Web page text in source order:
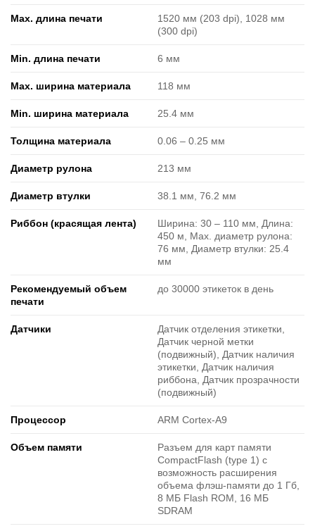
Max. длина печати
1520 мм (203 dpi), 1028 мм
(300 dpi)
Min. длина печати 6 мм
Max. ширина материала 118 мм
Min. ширина материала 25.4 мм
Толщина материала 0.06 ‒ 0.25 мм
Диаметр рулона 213 мм
Диаметр втулки 38.1 мм, 76.2 мм
Риббон (красящая лента)
Ширина: 30 ‒ 110 мм, Длина:
450 м, Max. диаметр рулона:
76 мм, Диаметр втулки: 25.4
мм
Рекомендуемый объем
печати
до 30000 этикеток в день
Датчики
Датчик отделения этикетки,
Датчик черной метки
(подвижный), Датчик наличия
этикетки, Датчик наличия
риббона, Датчик прозрачности
(подвижный)
Процессор ARM Cortex-A9
Объем памяти
Разъем для карт памяти
CompactFlash (type 1) с
возможность расширения
объема флэш-памяти до 1 Гб,
8 МБ Flash ROM, 16 МБ
SDRAM